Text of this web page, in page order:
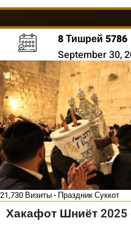
8 Тишрей 5786
September 30,
21,730 Визиты Праздник Суккот
Хакафот Шниёт